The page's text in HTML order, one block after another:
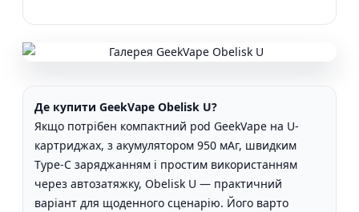
Де купити GeekVape Obelisk U?
Якщо потрібен компактний pod GeekVape на U-
картриджах, з акумулятором 950 мАг, швидким
Type-C заряджанням і простим використанням
через автозатяжку, Obelisk U — практичний
варіант для щоденного сценарію. Його варто